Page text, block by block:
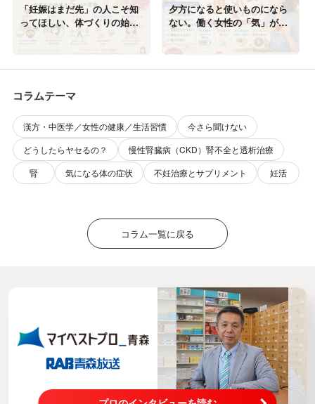
「妊娠はまだ先」の人こそ知
ってほしい、体づくりの始め
どき
夕方になると使いものになら
ない。働く女性の「気」が切
れる本当の理由
コラムテーマ
漢方・中医学／女性の健康／生活習慣
今さら聞けない
どうしたらヤセるの？
慢性腎臓病（CKD）腎不全と透析治療
腎
気になる体の症状 不妊治療とサプリメント 妊活
コラム一覧に戻る